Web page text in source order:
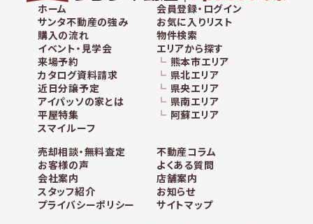
ホーム
サンタ不動産の強み
購入の流れ
イベント・見学会
来場予約
カタログ資料請求
近日分譲予定
アイパッソの家とは
平屋特集
スマイルーフ
会員登録・ログイン
お気に入りリスト
物件検索
エリアから探す
熊本市エリア
県北エリア
県央エリア
県南エリア
阿蘇エリア
売却相談・無料査定
不動産コラム
お客様の声
よくある質問
会社案内
店舗案内
スタッフ紹介
お知らせ
プライバシーポリシー
サイトマップ